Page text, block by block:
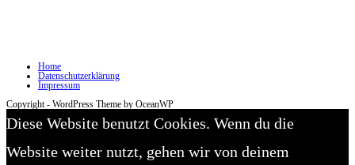
Home
Datenschutzerklärung
Impressum
Copyright - WordPress Theme by OceanWP
Diese Website benutzt Cookies. Wenn du die
Website weiter nutzt, gehen wir von deinem